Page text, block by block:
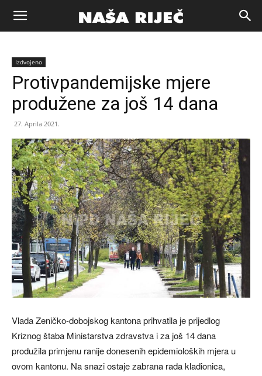
Naša
riječ
Zenica
Izdvojeno
Protivpandemijske mjere
produžene za još 14 dana
27. Aprila 2021.
Vlada Zeničko-dobojskog kantona prihvatila je prijedlog
Kriznog štaba Ministarstva zdravstva i za još 14 dana
produžila primjenu ranije donesenih epidemioloških mjera u
ovom kantonu. Na snazi ostaje zabrana rada kladionica,